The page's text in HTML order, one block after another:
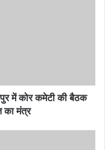
में कोर कमेटी की बैठक
का मंत्र